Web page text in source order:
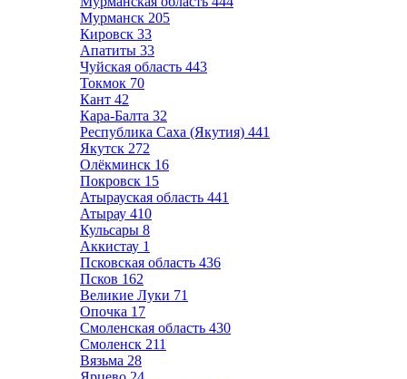
Мурманск 205
Кировск 33
Апатиты 33
Чуйская область 443
Токмок 70
Кант 42
Кара-Балта 32
Республика Саха (Якутия) 441
Якутск 272
Олёкминск 16
Покровск 15
Атырауская область 441
Атырау 410
Кульсары 8
Аккистау 1
Псковская область 436
Псков 162
Великие Луки 71
Опочка 17
Смоленская область 430
Смоленск 211
Вязьма 28